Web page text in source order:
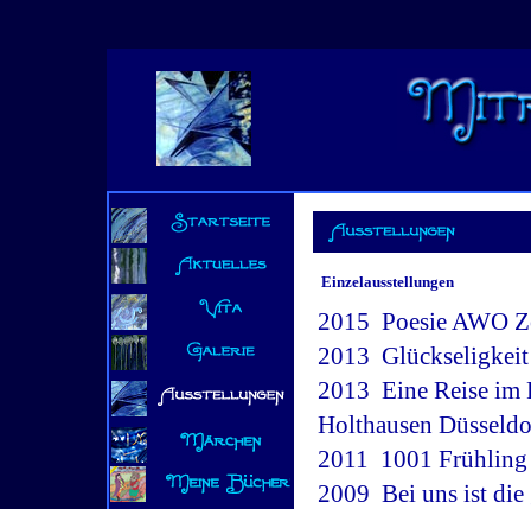
Einzelausstellungen
2015  Poesie
2013 
2013  Eine Reise
Holthausen
2011  1001
2009  Bei uns ist